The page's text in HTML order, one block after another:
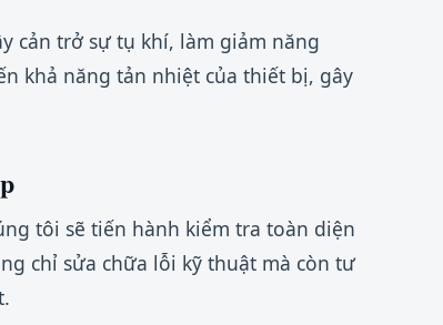
cản trở sự tụ khí, làm giảm năng
khả năng tản nhiệt của thiết bị, gây
tôi sẽ tiến hành kiểm tra toàn diện
chỉ sửa chữa lỗi kỹ thuật mà còn tư